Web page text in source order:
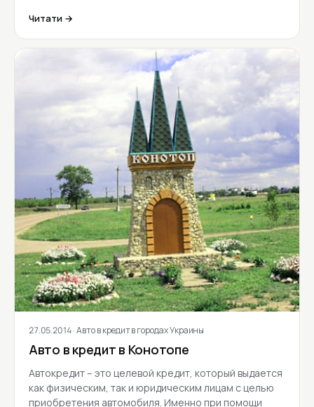
Читати →
27.05.2014· Авто в кредит в городах Украины
Авто в кредит в Конотопе
Автокредит – это целевой кредит, который выдается
как физическим, так и юридическим лицам с целью
приобретения автомобиля. Именно при помощи